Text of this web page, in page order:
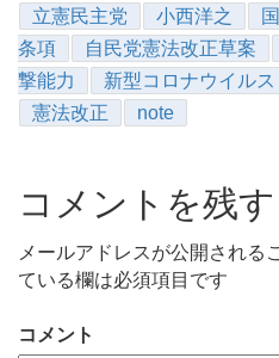
立憲民主党 小西洋之
条項
自民党憲法改正草案
撃能力
新型コロナウイルス
憲法改正
note
コメントを残す
メールアドレスが公開される
ている欄は必須項目です
コメント